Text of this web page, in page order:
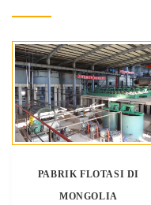
PABRIK FLOTASI DI
MONGOLIA